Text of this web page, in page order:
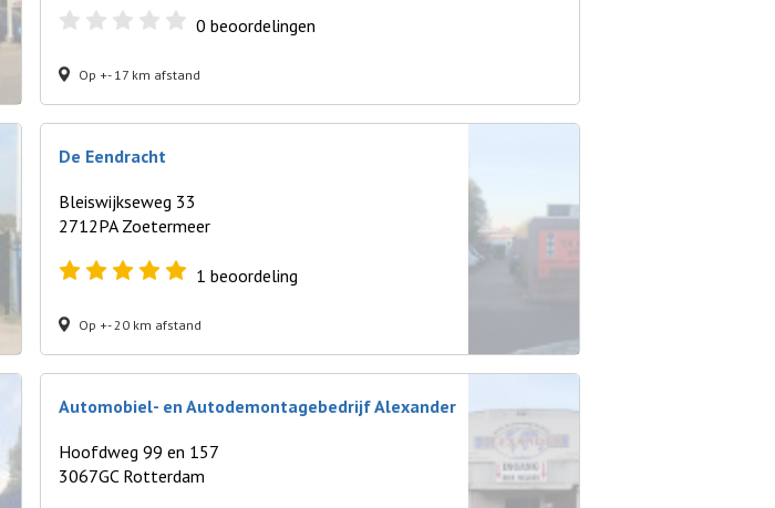
0 beoordelingen
Op +- 17 km afstand
De Eendracht
Bleiswijkseweg 33
2712PA Zoetermeer
1 beoordeling
Op +- 20 km afstand
Automobiel- en Autodemontagebedrijf Alexander
Hoofdweg 99 en 157
3067GC Rotterdam